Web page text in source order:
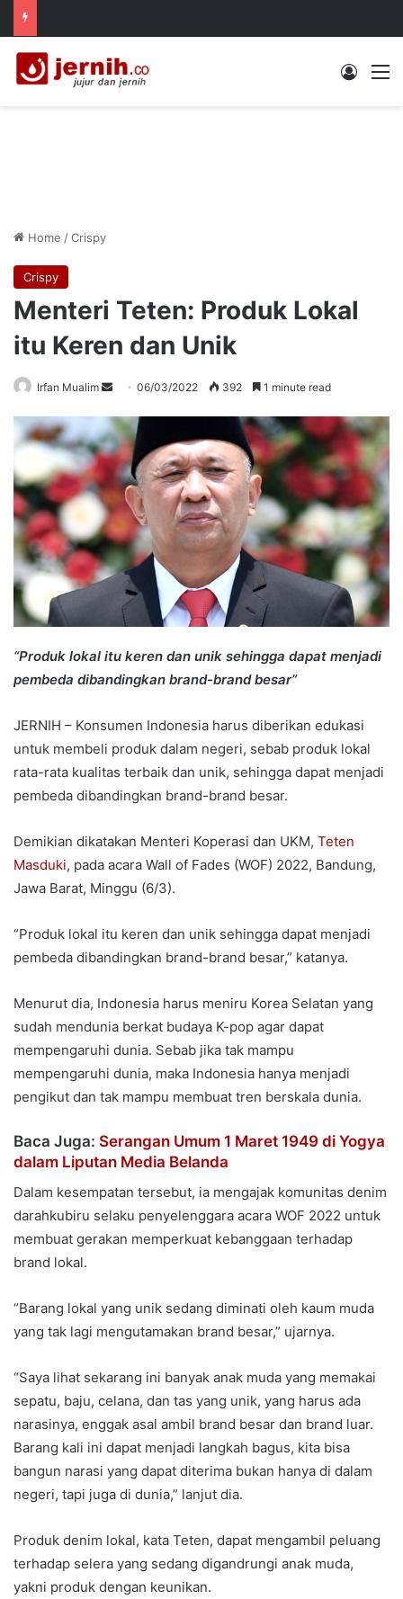
Log In
Home /Crispy
Crispy
Menteri Teten: Produk Lokal
itu Keren dan Unik
Irfan Mualim
Send
email
06/03/2022 392 1 minute read
“Produk lokal itu keren dan unik sehingga dapat menjadi
pembeda dibandingkan brand-brand besar”
JERNIH – Konsumen Indonesia harus diberikan edukasi
untuk membeli produk dalam negeri, sebab produk lokal
rata-rata kualitas terbaik dan unik, sehingga dapat menjadi
pembeda dibandingkan brand-brand besar.
Demikian dikatakan Menteri Koperasi dan UKM, Teten
Masduki, pada acara Wall of Fades (WOF) 2022, Bandung,
Jawa Barat, Minggu (6/3).
“Produk lokal itu keren dan unik sehingga dapat menjadi
pembeda dibandingkan brand-brand besar,” katanya.
Menurut dia, Indonesia harus meniru Korea Selatan yang
sudah mendunia berkat budaya K-pop agar dapat
mempengaruhi dunia. Sebab jika tak mampu
mempengaruhi dunia, maka Indonesia hanya menjadi
pengikut dan tak mampu membuat tren berskala dunia.
Baca Juga: Serangan Umum 1 Maret 1949 di Yogya
dalam Liputan Media Belanda
Dalam kesempatan tersebut, ia mengajak komunitas denim
darahkubiru selaku penyelenggara acara WOF 2022 untuk
membuat gerakan memperkuat kebanggaan terhadap
brand lokal.
“Barang lokal yang unik sedang diminati oleh kaum muda
yang tak lagi mengutamakan brand besar,” ujarnya.
“Saya lihat sekarang ini banyak anak muda yang memakai
sepatu, baju, celana, dan tas yang unik, yang harus ada
narasinya, enggak asal ambil brand besar dan brand luar.
Barang kali ini dapat menjadi langkah bagus, kita bisa
bangun narasi yang dapat diterima bukan hanya di dalam
negeri, tapi juga di dunia,” lanjut dia.
Produk denim lokal, kata Teten, dapat mengambil peluang
terhadap selera yang sedang digandrungi anak muda,
yakni produk dengan keunikan.